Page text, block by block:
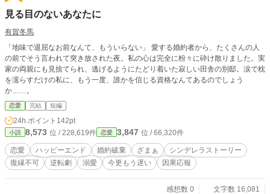
見る目のないあなたに
有賀冬馬
​「地味で退屈なお前なんて、もういらない」 ​愛する婚約者から、たくさんの人
の前でそう言われて突き放された夜。私の心は完全に粉々に砕け散りました。実
家の両親にも見捨てられ、逃げるようにたどり着いた寂しい田舎の別邸。涙で枕
を濡らすだけの私に、もう一度、誰かを信じる資格なんてあるのでしょう
か……。
恋愛 完結 短編
24h.ポイント 142pt
小説 8,573 位 / 228,619件 恋愛 3,847 位 / 66,320件
恋愛 ハッピーエンド 婚約破棄 ざまぁ
シンデレラストーリー
復縁不可
逆転劇 溺愛 今更もう遅い 因果応報
感想数 0
文字数 16,081